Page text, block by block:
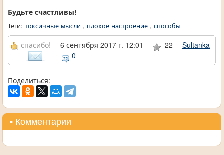
Будьте счастливы!
Теги: токсичные мысли , плохое настроение , способы
спасибо! 6 сентября 2017 г. 12:01 22
Sultanka
0
Поделиться:
• Комментарии